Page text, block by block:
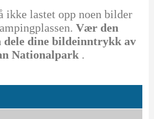
ikke lastet opp noen bilder
Vær den
dele dine bildeinntrykk av
Nationalpark .